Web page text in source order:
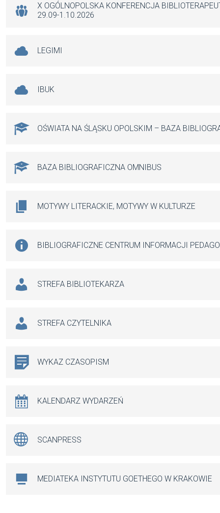
X OGÓLNOPOLSKA KONFERENCJA
29.09-1.10.2026
LEGIMI
IBUK
OŚWIATA NA ŚLĄSKU OPOLSKIM – BAZA
BAZA BIBLIOGRAFICZNA OMNIBUS
MOTYWY LITERACKIE, MOTYWY W KULTURZE
BIBLIOGRAFICZNE CENTRUM INFORMACJI
STREFA BIBLIOTEKARZA
STREFA CZYTELNIKA
WYKAZ CZASOPISM
KALENDARZ WYDARZEŃ
SCANPRESS
MEDIATEKA INSTYTUTU GOETHEGO W KRAKOWIE